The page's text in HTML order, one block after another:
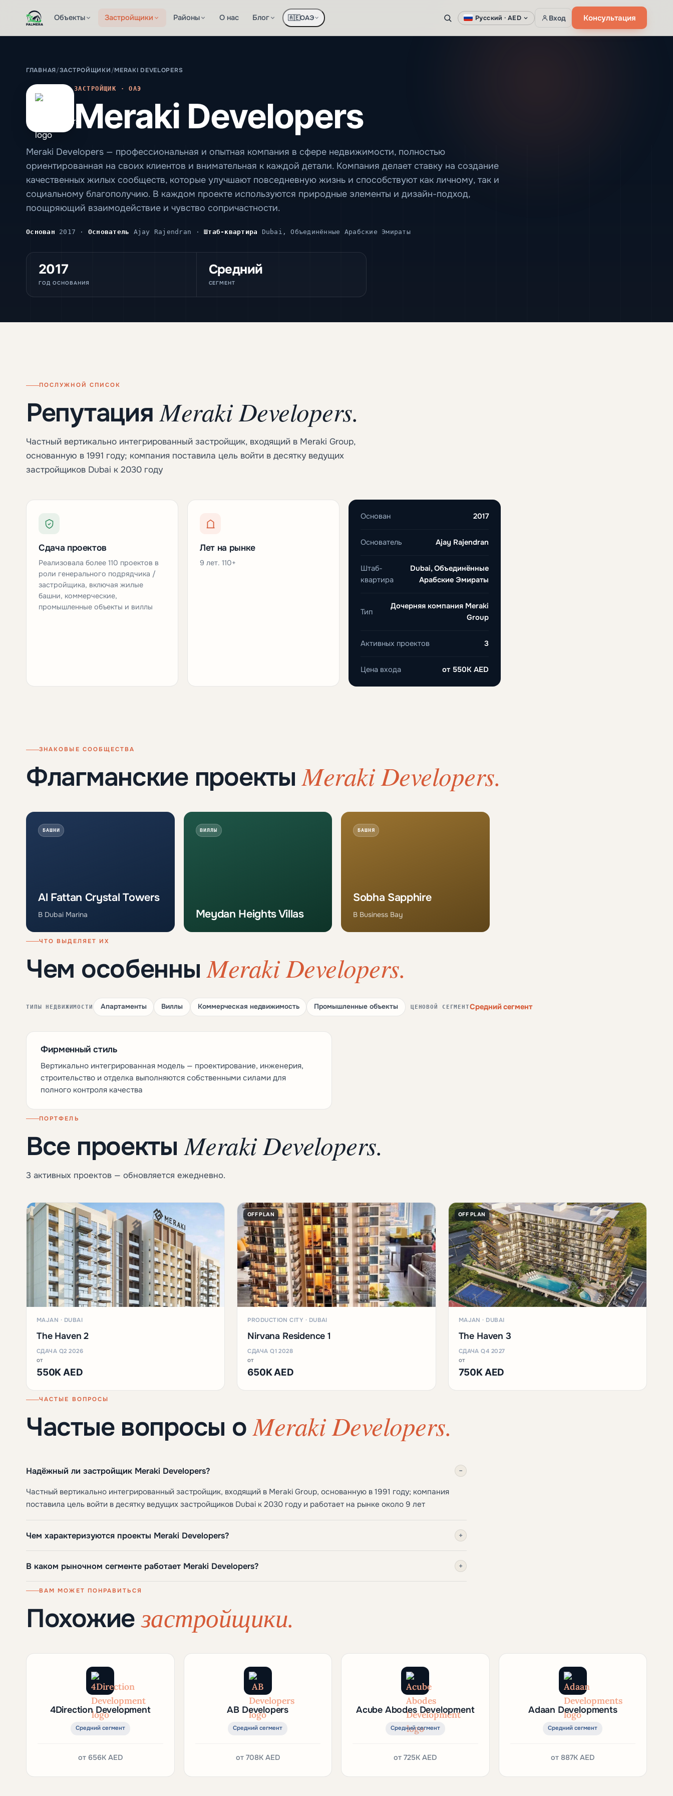
Объекты Застройщики Районы О нас Блог 🇦🇪ОАЭ Русский · AED Вход Консультация
ГЛАВНАЯ/ЗАСТРОЙЩИКИ /MERAKI DEVELOPERS
ЗАСТРОЙЩИК · ОАЭ
Meraki Developers
Meraki Developers — профессиональная и опытная компания в сфере недвижимости, полностью
ориентированная на своих клиентов и внимательная к каждой детали. Компания делает ставку на создание
качественных жилых сообществ, которые улучшают повседневную жизнь и способствуют как личному, так и
социальному благополучию. В каждом проекте используются природные элементы и дизайн-подход,
поощряющий взаимодействие и чувство сопричастности.
Основан 2017 · Основатель Ajay Rajendran ·Штаб-квартира Dubai, Объединённые Арабские Эмираты
2017
ГОД ОСНОВАНИЯ
Средний
СЕГМЕНТ
ПОСЛУЖНОЙ СПИСОК
РепутацияMeraki Developers.
Частный вертикально интегрированный застройщик, входящий в Meraki Group,
основанную в 1991 году; компания поставила цель войти в десятку ведущих
застройщиков Dubai к 2030 году
Сдача проектов
Реализовала более 110 проектов в
роли генерального подрядчика /
застройщика, включая жилые
башни, коммерческие,
промышленные объекты и виллы
Лет на рынке
9 лет. 110+
Основан 2017
Основатель Ajay Rajendran
Штаб-
квартира
Dubai, Объединённые
Арабские Эмираты
Тип
Дочерняя компания Meraki
Group
Активных проектов 3
Цена входа от 550K AED
ЗНАКОВЫЕ СООБЩЕСТВА
Флагманские проектыMeraki Developers.
БАШНИ
Al Fattan Crystal Towers
В Dubai Marina
ВИЛЛЫ
Meydan Heights Villas
БАШНЯ
Sobha Sapphire
В Business Bay
ЧТО ВЫДЕЛЯЕТ ИХ
Чем особенныMeraki Developers.
ТИПЫ НЕДВИЖИМОСТИ Апартаменты Виллы Коммерческая недвижимость Промышленные объекты ЦЕНОВОЙ СЕГМЕНТСредний сегмент
Фирменный стиль
Вертикально интегрированная модель — проектирование, инженерия,
строительство и отделка выполняются собственными силами для
полного контроля качества
ПОРТФЕЛЬ
Все проектыMeraki Developers.
3 активных проектов — обновляется ежедневно.
MAJAN · DUBAI
The Haven 2
СДАЧА Q2 2026
от
550K AED
OFF PLAN
PRODUCTION CITY · DUBAI
Nirvana Residence 1
СДАЧА Q1 2028
от
650K AED
OFF PLAN
MAJAN · DUBAI
The Haven 3
СДАЧА Q4 2027
от
750K AED
ЧАСТЫЕ ВОПРОСЫ
Частые вопросы оMeraki Developers.
Надёжный ли застройщик Meraki Developers? −
Частный вертикально интегрированный застройщик, входящий в Meraki Group, основанную в 1991 году; компания
поставила цель войти в десятку ведущих застройщиков Dubai к 2030 году и работает на рынке около 9 лет
Чем характеризуются проекты Meraki Developers? +
В каком рыночном сегменте работает Meraki Developers? +
ВАМ МОЖЕТ ПОНРАВИТЬСЯ
Похожиезастройщики.
4Direction Development
Средний сегмент
от 656K AED
AB Developers
Средний сегмент
от 708K AED
Acube Abodes Development
Средний сегмент
от725K AED
Adaan Developments
Средний сегмент
от887K AED